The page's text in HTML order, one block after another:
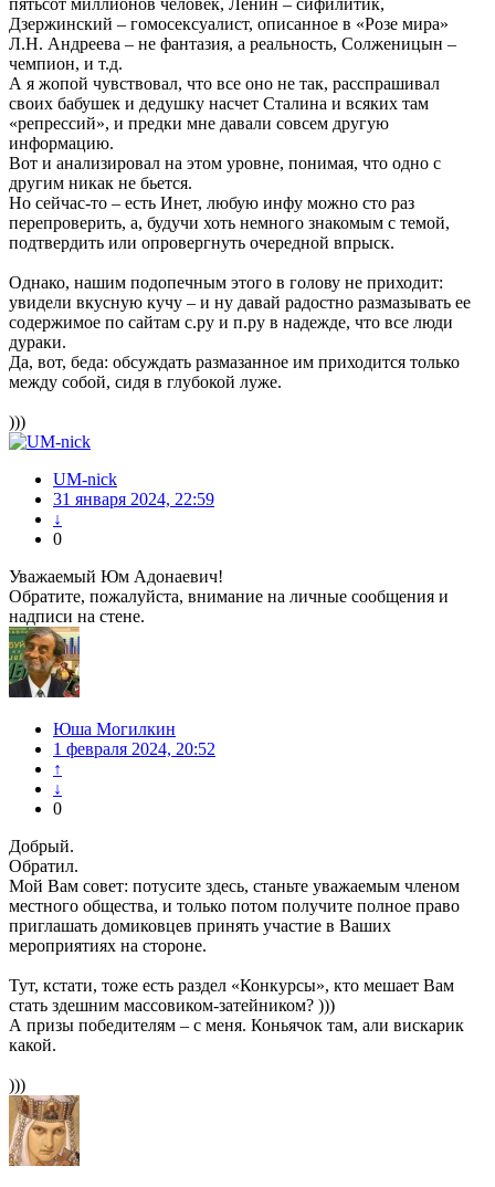
пятьсот миллионов человек, Ленин – сифилитик,
Дзержинский – гомосексуалист, описанное в «Розе мира»
Л.Н. Андреева – не фантазия, а реальность, Солженицын –
чемпион, и т.д.
А я жопой чувствовал, что все оно не так, расспрашивал
своих бабушек и дедушку насчет Сталина и всяких там
«репрессий», и предки мне давали совсем другую
информацию.
Вот и анализировал на этом уровне, понимая, что одно с
другим никак не бьется.
Но сейчас-то – есть Инет, любую инфу можно сто раз
перепроверить, а, будучи хоть немного знакомым с темой,
подтвердить или опровергнуть очередной впрыск.
Однако, нашим подопечным этого в голову не приходит:
увидели вкусную кучу – и ну давай радостно размазывать ее
содержимое по сайтам с.ру и п.ру в надежде, что все люди
дураки.
Да, вот, беда: обсуждать размазанное им приходится только
между собой, сидя в глубокой луже.
)))
UM-nick
31 января 2024, 22:59
↓
0
Уважаемый Юм Адонаевич!
Обратите, пожалуйста, внимание на личные сообщения и
надписи на стене.
Юша Могилкин
1 февраля 2024, 20:52
↑
↓
0
Добрый.
Обратил.
Мой Вам совет: потусите здесь, станьте уважаемым членом
местного общества, и только потом получите полное право
приглашать домиковцев принять участие в Ваших
мероприятиях на стороне.
Тут, кстати, тоже есть раздел «Конкурсы», кто мешает Вам
стать здешним массовиком-затейником? )))
А призы победителям – с меня. Коньячок там, али вискарик
какой.
)))